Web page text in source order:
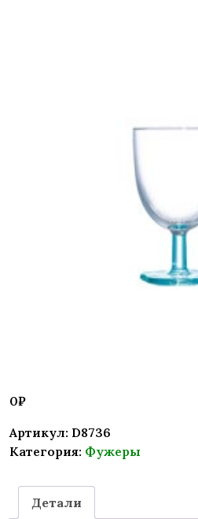
0₽
Артикул: D8736
Категория: Фужеры
Детали